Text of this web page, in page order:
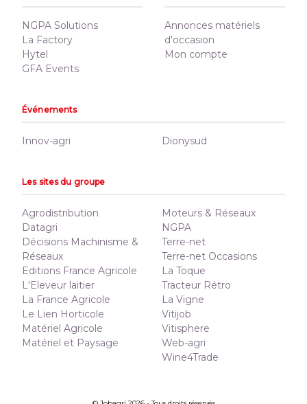
NGPA Solutions
La Factory
Hytel
GFA Events
Annonces matériels
d'occasion
Mon compte
Événements
Innov-agri Dionysud
Les sites du groupe
Agrodistribution
Datagri
Décisions Machinisme &
Réseaux
Editions France Agricole
L'Eleveur laitier
La France Agricole
Le Lien Horticole
Matériel Agricole
Matériel et Paysage
Moteurs & Réseaux
NGPA
Terre-net
Terre-net Occasions
La Toque
Tracteur Rétro
La Vigne
Vitijob
Vitisphere
Web-agri
Wine4Trade